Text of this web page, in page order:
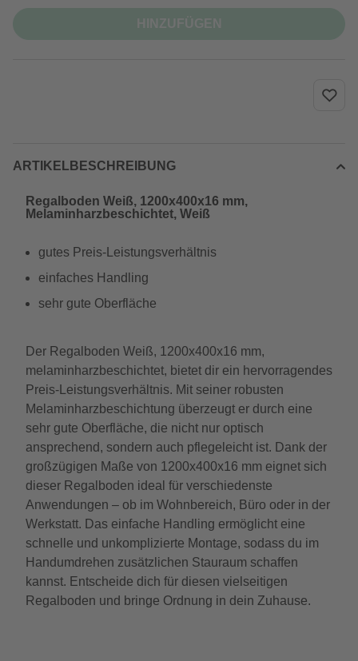
ARTIKELBESCHREIBUNG
Regalboden Weiß, 1200x400x16 mm,
Melaminharzbeschichtet, Weiß
gutes Preis-Leistungsverhältnis
einfaches Handling
sehr gute Oberfläche
Der Regalboden Weiß, 1200x400x16 mm,
melaminharzbeschichtet, bietet dir ein hervorragendes
Preis-Leistungsverhältnis. Mit seiner robusten
Melaminharzbeschichtung überzeugt er durch eine
sehr gute Oberfläche, die nicht nur optisch
ansprechend, sondern auch pflegeleicht ist. Dank der
großzügigen Maße von 1200x400x16 mm eignet sich
dieser Regalboden ideal für verschiedenste
Anwendungen – ob im Wohnbereich, Büro oder in der
Werkstatt. Das einfache Handling ermöglicht eine
schnelle und unkomplizierte Montage, sodass du im
Handumdrehen zusätzlichen Stauraum schaffen
kannst. Entscheide dich für diesen vielseitigen
Regalboden und bringe Ordnung in dein Zuhause.